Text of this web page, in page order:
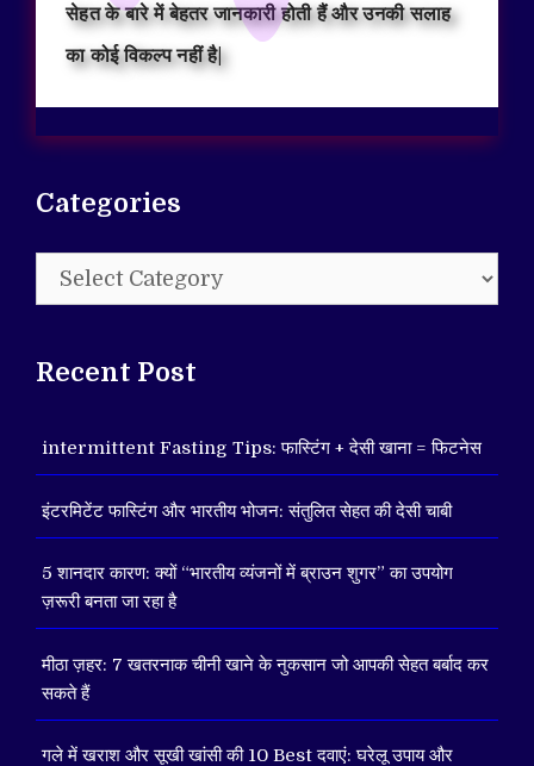
सेहत के बारे में बेहतर जानकारी होती हैं और उनकी सलाह
का कोई विकल्प नहीं है|
Categories
Categories
Recent Post
intermittent Fasting Tips: फास्टिंग + देसी खाना = फिटनेस
इंटरमिटेंट फास्टिंग और भारतीय भोजन: संतुलित सेहत की देसी चाबी
5 शानदार कारण: क्यों “भारतीय व्यंजनों में ब्राउन शुगर” का उपयोग
ज़रूरी बनता जा रहा है
मीठा ज़हर: 7 खतरनाक चीनी खाने के नुकसान जो आपकी सेहत बर्बाद कर
सकते हैं
गले में खराश और सूखी खांसी की 10 Best दवाएं: घरेलू उपाय और